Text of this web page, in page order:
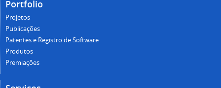
Portfolio
Projetos
Publicações
Patentes e Registro de Software
Produtos
Premiações